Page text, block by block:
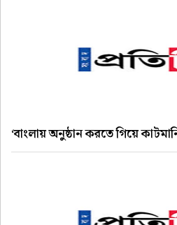
‘বাংলায় অনুষ্ঠান করতে গিয়ে